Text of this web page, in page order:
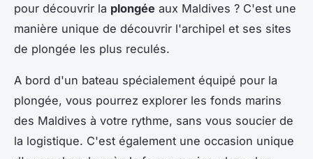
pour découvrir la plongée aux Maldives ? C'est une
manière unique de découvrir l'archipel et ses sites
de plongée les plus reculés.
A bord d'un bateau spécialement équipé pour la
plongée, vous pourrez explorer les fonds marins
des Maldives à votre rythme, sans vous soucier de
la logistique. C'est également une occasion unique